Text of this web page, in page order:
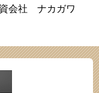
ナカガワ